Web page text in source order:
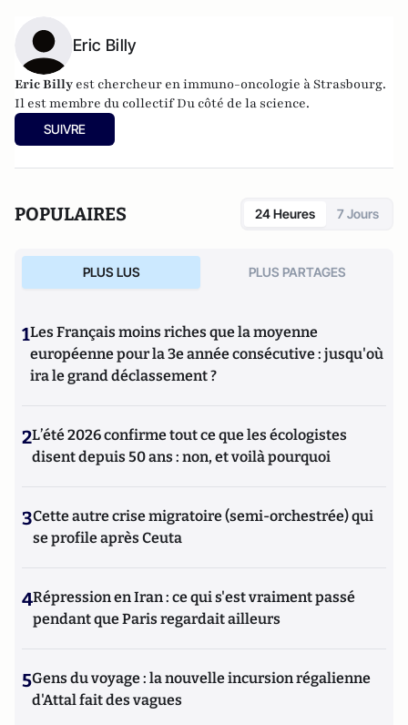
Eric Billy
Eric Billy est chercheur en immuno-oncologie à Strasbourg.
Il est membre du collectifDu côté de la science.
SUIVRE
POPULAIRES 24 Heures 7 Jours
PLUS LUS PLUS PARTAGES
1Les Français moins riches que la moyenne
européenne pour la 3e année consécutive : jusqu'où
ira le grand déclassement ?
2L’été 2026 confirme tout ce que les écologistes
disent depuis 50 ans : non, et voilà pourquoi
3Cette autre crise migratoire (semi-orchestrée) qui
se profile après Ceuta
4Répression en Iran : ce qui s'est vraiment passé
pendant que Paris regardait ailleurs
5Gens du voyage : la nouvelle incursion régalienne
d'Attal fait des vagues